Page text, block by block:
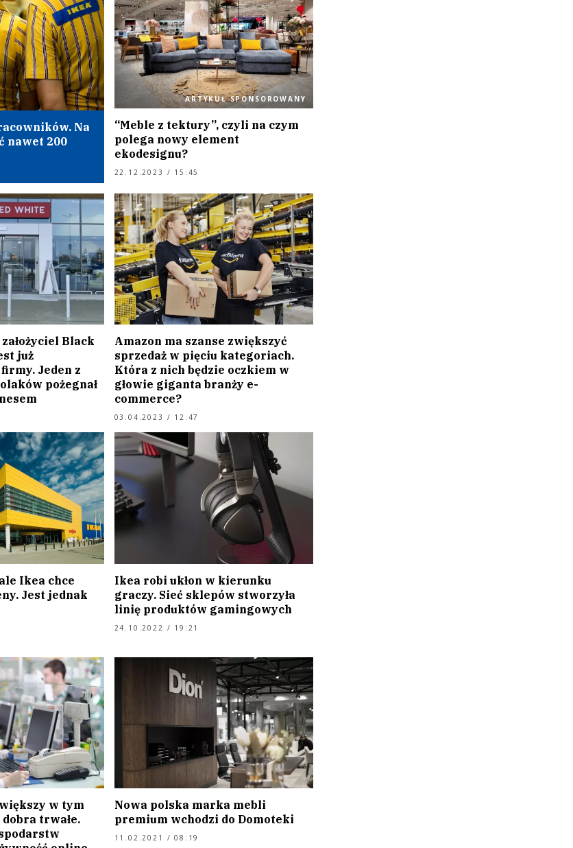
Na
nawet 200
ARTYKUŁ SPONSOROWANY
“Meble z tektury”, czyli na czym
polega nowy element
ekodesignu?
22.12.2023 / 15:45
Black
już
Jeden z
pożegnał
Amazon ma szanse zwiększyć
sprzedaż w pięciu kategoriach.
Która z nich będzie oczkiem w
głowie giganta branży e-
commerce?
03.04.2023 / 12:47
Ikea chce
Jest jednak
Ikea robi ukłon w kierunku
graczy. Sieć sklepów stworzyła
linię produktów gamingowych
24.10.2022 / 19:21
w tym
trwałe.
Nowa polska marka mebli
premium wchodzi do Domoteki
11.02.2021 / 08:19